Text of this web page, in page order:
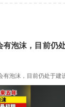
泡沫，目前仍
泡沫，目前仍处于建